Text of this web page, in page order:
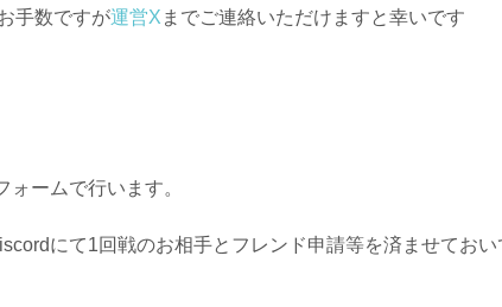
手数ですが運営X までご連絡いただけますと幸いです
ームで行います。
にて1回戦のお相手とフレンド申請等を済ませておい